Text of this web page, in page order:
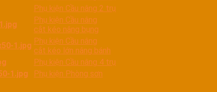
Phụ kiện Cầu nâng 2 trụ
Phụ kiện Cầu nâng
cắt kéo nâng bụng
Phụ kiện Cầu nâng
cắt kéo lớn nâng bánh
Phụ kiện Cầu nâng 4 trụ
Phụ kiện Phòng sơn